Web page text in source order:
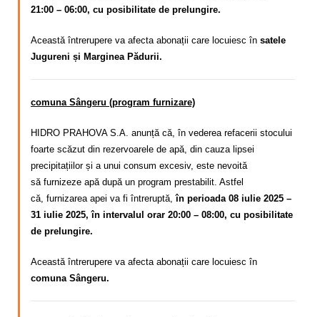
21:00 – 06:00, cu posibilitate de prelungire.
Această întrerupere va afecta abonații care locuiesc în satele
Jugureni și Marginea Pădurii.
comuna Sângeru (program furnizare)
HIDRO PRAHOVA S.A. anunță că, în vederea refacerii stocului
foarte scăzut din rezervoarele de apă, din cauza lipsei
precipitațiilor și a unui consum excesiv, este nevoită
să furnizeze apă după un program prestabilit. Astfel
că, furnizarea apei va fi întreruptă,în perioada 08 iulie 2025 –
31 iulie 2025, în intervalul orar 20:00 – 08:00, cu posibilitate
de prelungire.
Această întrerupere va afecta abonații care locuiesc în
comuna Sângeru.